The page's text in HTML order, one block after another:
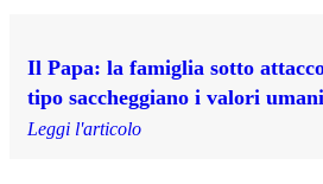
Il Papa: la famiglia sotto
tipo saccheggiano i valori umani
Leggi l'articolo